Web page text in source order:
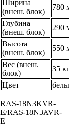
Ширина
(внеш. блок)
780
Глубина
(внеш. блок)
290
Высота
(внеш. блок)
550
Вес (внеш.
блок)
35 кг
Цвет
RAS-18N3KVR-
E/RAS-18N3AVR-
E